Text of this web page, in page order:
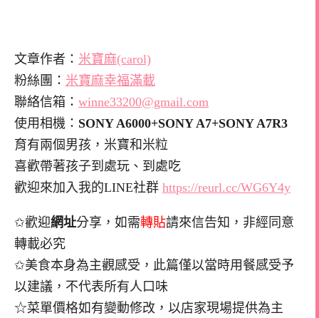
文章作者： 米寶麻(carol)
粉絲團： 米寶麻幸福滿載
聯絡信箱： winne33200@gmail.com
使用相機： SONY A6000+SONY A7+SONY A7R3
育有兩個男孩，米寶和米粒
喜歡帶著孩子到處玩、到處吃
歡迎來加入我的LINE社群 https://reurl.cc/WG6Y4y
✩歡迎網址分享，如需轉貼請來信告知，非經同意
轉載必究
✩美食本身為主觀感受，此篇僅以當時用餐感受予
以建議，不代表所有人口味
☆菜單價格如有變動修改，以店家現場提供為主